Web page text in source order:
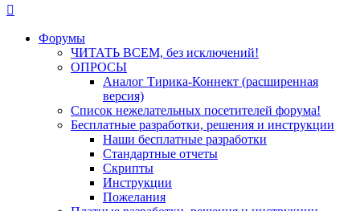
Форумы
ЧИТАТЬ ВСЕМ, без исключений!
ОПРОСЫ
Аналог Тирика-Коннект (расширенная
версия)
Список нежелательных посетителей форума!
Бесплатные разработки, решения и инструкции
Наши бесплатные разработки
Стандартные отчеты
Скрипты
Инструкции
Пожелания